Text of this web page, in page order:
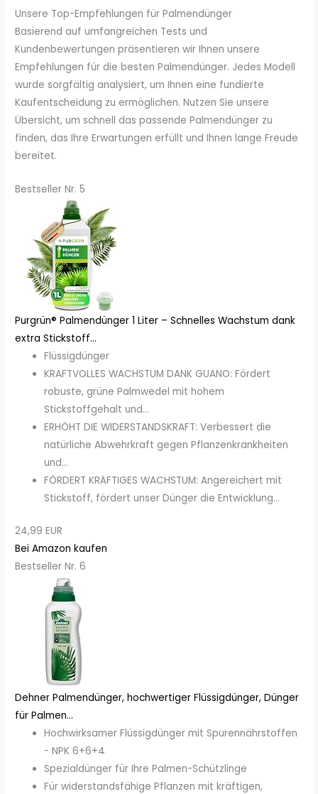
Unsere Top-Empfehlungen für Palmendünger
Basierend auf umfangreichen Tests und
Kundenbewertungen präsentieren wir Ihnen unsere
Empfehlungen für die besten Palmendünger. Jedes Modell
wurde sorgfältig analysiert, um Ihnen eine fundierte
Kaufentscheidung zu ermöglichen. Nutzen Sie unsere
Übersicht, um schnell das passende Palmendünger zu
finden, das Ihre Erwartungen erfüllt und Ihnen lange Freude
bereitet.
Bestseller Nr. 5
Purgrün® Palmendünger 1 Liter – Schnelles Wachstum dank
extra Stickstoff...
Flüssigdünger
KRAFTVOLLES WACHSTUM DANK GUANO: Fördert
robuste, grüne Palmwedel mit hohem
Stickstoffgehalt und...
ERHÖHT DIE WIDERSTANDSKRAFT: Verbessert die
natürliche Abwehrkraft gegen Pflanzenkrankheiten
und...
FÖRDERT KRÄFTIGES WACHSTUM: Angereichert mit
Stickstoff, fördert unser Dünger die Entwicklung...
24,99 EUR
Bei Amazon kaufen
Bestseller Nr. 6
Dehner Palmendünger, hochwertiger Flüssigdünger, Dünger
für Palmen...
Hochwirksamer Flüssigdünger mit Spurennährstoffen
- NPK 6+6+4
Spezialdünger für Ihre Palmen-Schützlinge
Für widerstandsfähige Pflanzen mit kräftigen,